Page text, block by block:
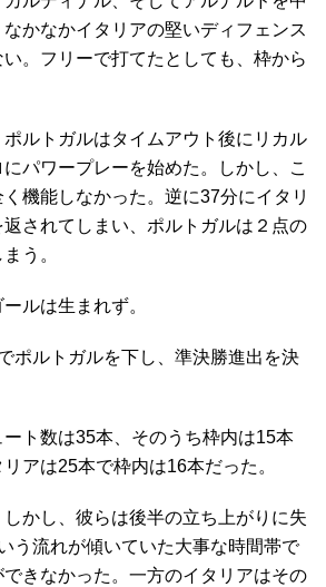
かなかイタリアの堅いディフェンス
。フリーで打てたとしても、枠から
パワープレーを始めた。しかし、こ
機能しなかった。逆に37分にイタリ
されてしまい、ポルトガルは２点の
う。
ールは生まれず。
アは25本で枠内は16本だった。
う流れが傾いていた大事な時間帯で
きなかった。一方のイタリアはその